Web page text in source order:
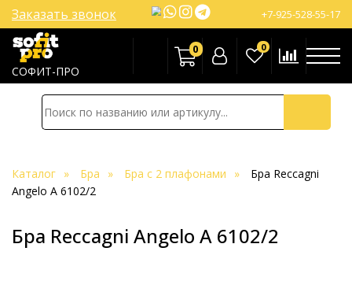
СОФИТ-ПРО
+7-925-528-55-17
Заказать звонок
0 0
Каталог Бра Бра с 2 плафонами
Бра Reccagni
Angelo A 6102/2
Бра Reccagni Angelo A 6102/2